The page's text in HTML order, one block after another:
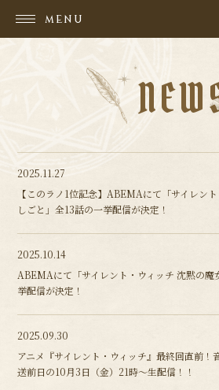
MENU
2025.11.27
【このラノ1位記念】ABEMAにて「サイレン
しごと」全13話の一挙配信が決定！
2025.10.14
ABEMAにて「サイレント・ウィッチ 沈黙の魔
挙配信が決定！
2025.09.30
アニメ『サイレント・ウィッチ』最終回直前！
送前日の10月3日（金）21時～生配信！！